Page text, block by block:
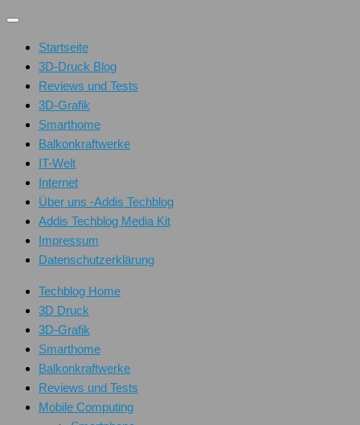
Unter
Inhalt
Startseite
3D-Druck Blog
Reviews und Tests
3D-Grafik
Smarthome
Balkonkraftwerke
IT-Welt
Internet
Über uns -Addis Techblog
Addis Techblog Media Kit
Impressum
Datenschutzerklärung
Techblog Home
3D Druck
3D-Grafik
Smarthome
Balkonkraftwerke
Reviews und Tests
Mobile Computing